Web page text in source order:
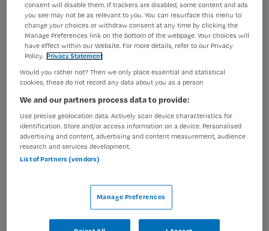
GGZ inGeest,Amsterdam
WO
Fulltime
GGZ inGeest zoekt een verpleegkundig specialist voor
de polikliniek bipolaire stoornissen in Amsterdam voor
28-36uur. Ben jij een pionier die het samenwerken met
cliënten graag combineert met innovatie en
geloof je in blended...
Bekijk vacature
consent will disable them. If trackers are disabled, some content and ads
you see may not be as relevant to you. You can resurface this menu to
change your choices or withdraw consent at any time by clicking the
Manage Preferences link on the bottom of the webpage. Your choices will
have effect within our Website. For more details, refer to our Privacy
Policy. Privacy Statement
Would you rather not? Then we only place essential and statistical
cookies, these do not record any data about you as a person
We and our partners process data to provide:
Use precise geolocation data. Actively scan device characteristics for
identification. Store and/or access information on a device. Personalised
advertising and content, advertising and content measurement, audience
research and services development.
List of Partners (vendors)
Manage Preferences